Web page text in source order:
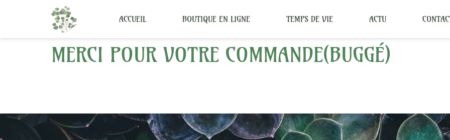
ACCUEIL BOUTIQUE EN LIGNE TEMPS DE VIE ACTU
MERCI POUR VOTRE COMMANDE(BUGGÉ)